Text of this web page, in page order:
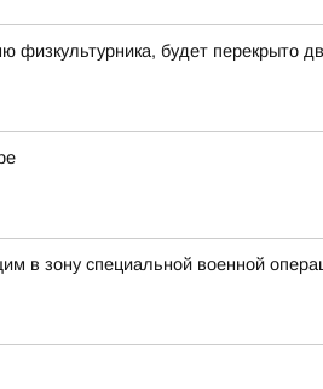
физкультурника, будет перекрыто
в зону специальной военной